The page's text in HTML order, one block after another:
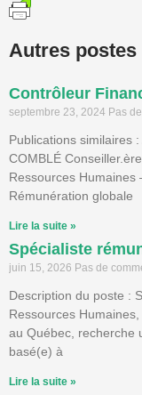
Autres postes
Contrôleur
septembre 23, 2024 Pas
Publications similaires
COMBLÉ
Ressources Humaines
Rémunération globale
Lire la suite »
Spécialiste
juin 15, 2026 Pas de
Description du poste :
Ressources
au Québec, recherche
basé(e) à
Lire la suite »